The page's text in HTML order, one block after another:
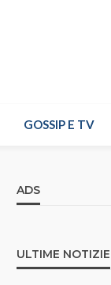
GOSSIP E TV
ADS
ULTIME NOTIZIE